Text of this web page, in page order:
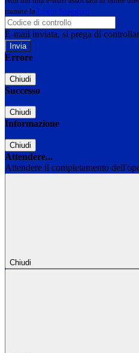
tramite la Login Spaggiari
E-mail inviata, si prega di
Errore
Chiudi
Successo
Chiudi
Informazione
Chiudi
Attendere...
Attendere il completamento
Chiudi